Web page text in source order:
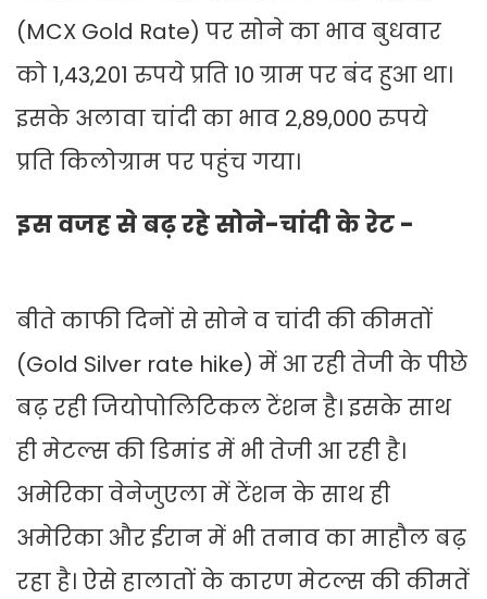
(MCX Gold Rate) पर सोने का भाव बुधवार
को 1,43,201 रुपये प्रति 10 ग्राम पर बंद हुआ था।
इसके अलावा चांदी का भाव 2,89,000 रुपये
प्रति किलोग्राम पर पहुंच गया।
इस वजह से बढ़ रहे सोने-चांदी के रेट -
बीते काफी दिनों से सोने व चांदी की कीमतों
(Gold Silver rate hike) में आ रही तेजी के पीछे
बढ़ रही जियोपोलिटिकल टेंशन है। इसके साथ
ही मेटल्स की डिमांड में भी तेजी आ रही है।
अमेरिका वेनेजुएला में टेंशन के साथ ही
अमेरिका और ईरान में भी तनाव का माहौल बढ़
रहा है। ऐसे हालातों के कारण मेटल्स की कीमतें